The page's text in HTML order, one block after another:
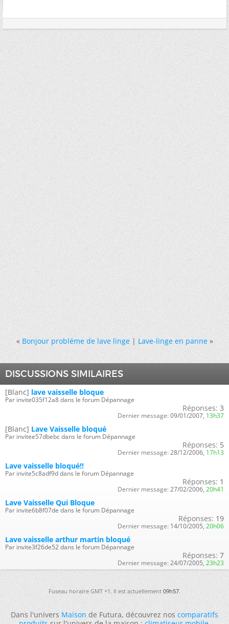
« Bonjour probléme de lave linge|Lave-linge en panne »
DISCUSSIONS SIMILAIRES
[Blanc] lave vaisselle bloque
Par invite035f12a8 dans le forum Dépannage
Réponses: 3
Dernier message: 09/01/2007, 13h37
[Blanc] Lave Vaisselle bloqué
Par invitee57dbebc dans le forum Dépannage
Réponses: 5
Dernier message: 28/12/2006, 17h13
Lave vaisselle bloqué!!
Par invite5c8adf9d dans le forum Dépannage
Réponses: 1
Dernier message: 27/02/2006, 20h41
Lave Vaisselle Qui Bloque
Par invite6b8f07de dans le forum Dépannage
Réponses: 19
Dernier message: 14/10/2005, 20h06
Lave vaisselle arthur martin bloqué
Par invite3f26de52 dans le forum Dépannage
Réponses: 7
Dernier message: 24/07/2005, 23h23
Fuseau horaire GMT +1. Il est actuellement09h57.
Dans l'universMaisonde Futura, découvrez noscomparatifs